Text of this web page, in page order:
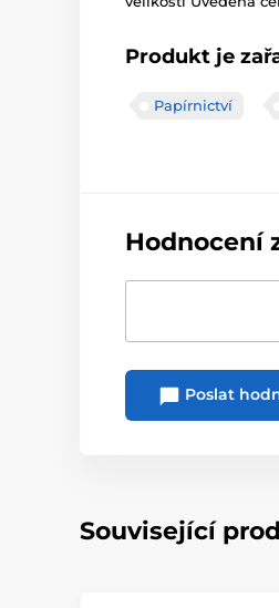
Produkt je
Papírnictví
Hodnocení
Poslat
Související